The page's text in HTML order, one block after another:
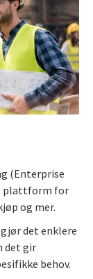
(Enterprise
plattform for
og mer.
det enklere
det gir
behov.